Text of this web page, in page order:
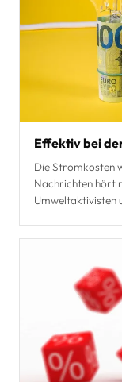
Effektiv bei
Die Stromkosten
Nachrichten hört
Umweltaktivisten